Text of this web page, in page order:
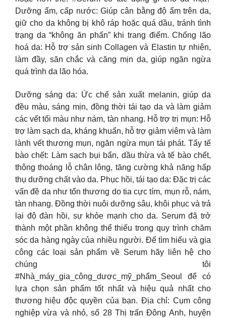
Dưỡng ẩm, cấp nước: Giúp cân bằng độ ẩm trên da,
giữ cho da không bị khô ráp hoặc quá dầu, tránh tình
trạng da “không ăn phấn” khi trang điểm. Chống lão
hoá da: Hỗ trợ sản sinh Collagen và Elastin tự nhiên,
làm đầy, săn chắc và căng mịn da, giúp ngăn ngừa
quá trình da lão hóa.
Dưỡng sáng da: Ức chế sản xuất melanin, giúp da
đều màu, sáng mịn, đồng thời tái tạo da và làm giảm
các vết tối màu như nám, tàn nhang. Hỗ trợ trị mụn: Hỗ
trợ làm sạch da, kháng khuẩn, hỗ trợ giảm viêm và làm
lành vết thương mụn, ngăn ngừa mụn tái phát. Tẩy tế
bào chết: Làm sạch bụi bẩn, dầu thừa và tế bào chết,
thông thoáng lỗ chân lông, tăng cường khả năng hấp
thụ dưỡng chất vào da. Phục hồi, tái tạo da: Đặc trị các
vấn đề da như tổn thương do tia cực tím, mụn rỗ, nám,
tàn nhang. Đồng thời nuôi dưỡng sâu, khôi phục và trả
lại độ đàn hồi, sự khỏe mạnh cho da. Serum đã trở
thành một phần không thể thiếu trong quy trình chăm
sóc da hàng ngày của nhiều người. Để tìm hiểu và gia
công các loại sản phẩm về Serum hãy liên hệ cho
chúng tôi
#Nhà_máy_gia_công_dược_mỹ_phẩm_Seoul để có
lựa chọn sản phẩm tốt nhất và hiệu quả nhất cho
thương hiệu độc quyền của bạn. Địa chỉ: Cụm công
nghiệp vừa và nhỏ, số 28 Thị trấn Đông Anh, huyện